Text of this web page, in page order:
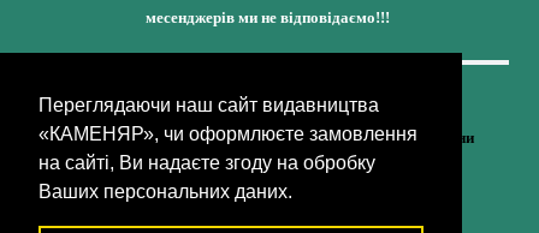
Переглядаючи наш сайт видавництва
«КАМЕНЯР», чи оформлюєте замовлення
на сайті, Ви надаєте згоду на обробку
Ваших персональних даних.
месенджерів ми не відповідаємо!!!
Кожне наше видання - це внесок у спротив,
у збереження ідентичності та неминучу перемогу України
(видавництво «КАМЕНЯР»)